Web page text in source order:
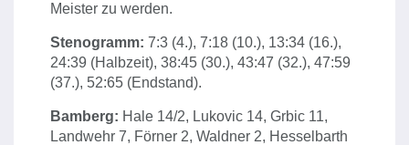
Meister zu werden.
Stenogramm: 7:3 (4.), 7:18 (10.), 13:34 (16.),
24:39 (Halbzeit), 38:45 (30.), 43:47 (32.), 47:59
(37.), 52:65 (Endstand).
Bamberg: Hale 14/2, Lukovic 14, Grbic 11,
Landwehr 7, Förner 2, Waldner 2, Hesselbarth